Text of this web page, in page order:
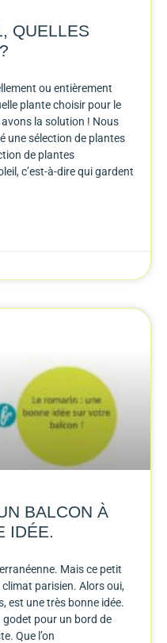
QUELLES
ou entièrement
plante choisir pour le
la solution ! Nous
une sélection de plantes
de plantes
c’est-à-dire qui gardent
BALCON À
IDÉE.
Mais ce petit
parisien. Alors oui,
est une très bonne idée.
godet pour un bord de
Que l’on